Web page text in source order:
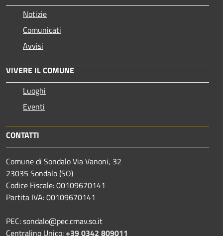
Notizie
Comunicati
Avvisi
VIVERE IL COMUNE
Luoghi
Eventi
CONTATTI
Comune di Sondalo Via Vanoni, 32
23035 Sondalo (SO)
Codice Fiscale: 00109670141
Partita IVA: 00109670141
PEC: sondalo@pec.cmav.so.it
Centralino Unico:+39 0342 809011